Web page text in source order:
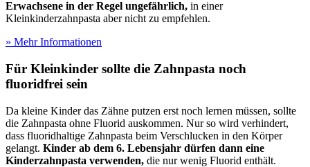
Erwachsene in der Regel ungefährlich, in einer
Kleinkinderzahnpasta aber nicht zu empfehlen.
» Mehr Informationen
Für Kleinkinder sollte die Zahnpasta noch
fluoridfrei sein
Da kleine Kinder das Zähne putzen erst noch lernen müssen, sollte
die Zahnpasta ohne Fluorid auskommen. Nur so wird verhindert,
dass fluoridhaltige Zahnpasta beim Verschlucken in den Körper
gelangt. Kinder ab dem 6. Lebensjahr dürfen dann eine
Kinderzahnpasta verwenden, die nur wenig Fluorid enthält.